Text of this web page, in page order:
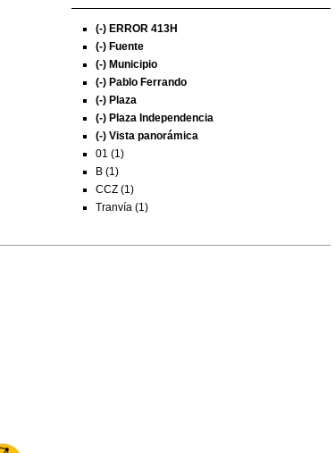
(-) ERROR 413H
(-) Fuente
(-) Municipio
(-) Pablo Ferrando
(-) Plaza
(-) Plaza Independencia
(-) Vista panorámica
01 (1)
B (1)
CCZ (1)
Tranvía (1)